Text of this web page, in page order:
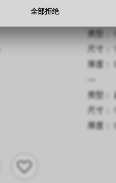
类型：
尺寸：
厚度：
—
类型：
尺寸：
厚度：
全部拒绝